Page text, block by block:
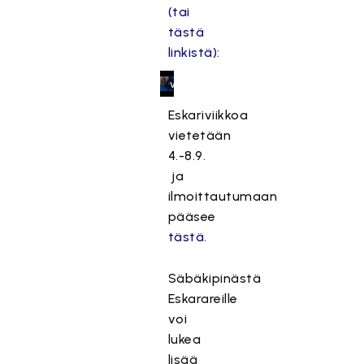
(tai
tästä
linkistä):
k
a
s
v
a
t
ii
m
a
r
k
i
n
Eskariviikkoa
vietetään
4.-8.9.
ja
ilmoittautumaan
pääsee
tästä.
Säbäkipinästä
Eskarareille
voi
lukea
lisää